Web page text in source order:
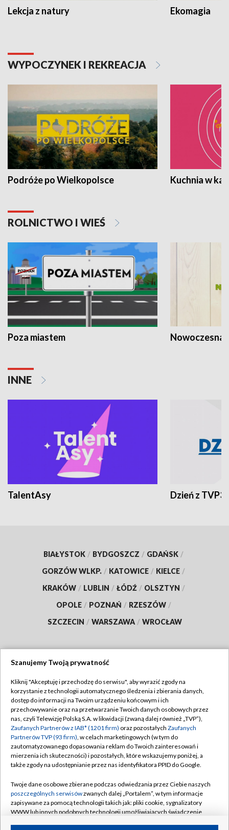
Lekcja z natury Ekomagia
WYPOCZYNEK I REKREACJA
Podróże po Wielkopolsce Kuchnia w
ROLNICTWO I WIEŚ
Poza miastem Nowoczesna
INNE
TalentAsy Dzień z TVP3
BIAŁYSTOK / BYDGOSZCZ / GDAŃSK /
GORZÓW WLKP. / KATOWICE / KIELCE /
KRAKÓW / LUBLIN / ŁÓDŹ / OLSZTYN /
OPOLE / POZNAŃ / RZESZÓW /
SZCZECIN / WARSZAWA / WROCŁAW
TVP
Abonament TVP
Emisja w TVP
Centrum informacji TVP
Naziemna Telewizja Cyfrowa
Rada Programowa
System NOS
Informacje o nadawcy
Regulamin TVP
Polityka prywatności
Moje zgody
Pomoc
Kontakt
Kanały
Szanujemy Twoją prywatność
Kliknij "Akceptuję i przechodzę do serwisu", aby wyrazić zgody na
korzystanie z technologii automatycznego śledzenia i zbierania danych,
dostęp do informacji na Twoim urządzeniu końcowym i ich
przechowywanie oraz na przetwarzanie Twoich danych osobowych przez
nas, czyli Telewizję Polską S.A. w likwidacji (zwaną dalej również „TVP”),
Zaufanych Partnerów z IAB* (1201 firm) oraz pozostałych Zaufanych
Partnerów TVP (93 firm), w celach marketingowych (w tym do
zautomatyzowanego dopasowania reklam do Twoich zainteresowań i
mierzenia ich skuteczności) i pozostałych, które wskazujemy poniżej, a
także zgody na udostępnianie przez nas identyfikatora PPID do Google.
Twoje dane osobowe zbierane podczas odwiedzania przez Ciebie naszych
poszczególnych serwisówzwanych dalej „Portalem”, w tym informacje
zapisywane za pomocą technologii takich jak: pliki cookie, sygnalizatory
WWW lub innych podobnych technologii umożliwiających świadczenie